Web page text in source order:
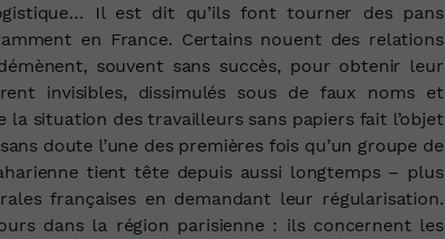
Il est dit qu’ils font tourner des pans
en France. Certains nouent des relations
souvent sans succès, pour obtenir leur
invisibles, dissimulés sous de faux noms et
la situation des travailleurs sans papiers fait l’objet
doute l’une des premières fois qu’un groupe de
tient tête depuis aussi longtemps – plus
françaises en demandant leur régularisation.
dans la région parisienne : ils concernent les